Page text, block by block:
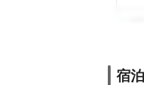
ラ
宿